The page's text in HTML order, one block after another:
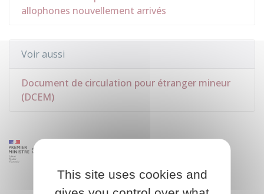
allophones nouvellement arrivés
Voir aussi
Document de circulation pour étranger mineur
(DCEM)
This site uses cookies and